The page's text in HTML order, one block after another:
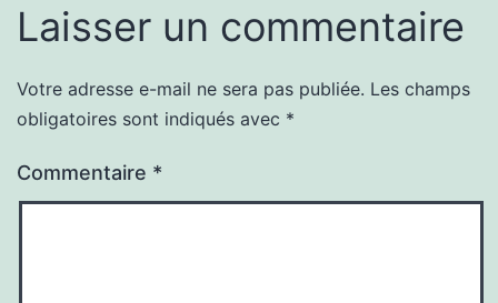
Laisser un commentaire
Votre adresse e-mail ne sera pas publiée. Les champs
obligatoires sont indiqués avec *
Commentaire *